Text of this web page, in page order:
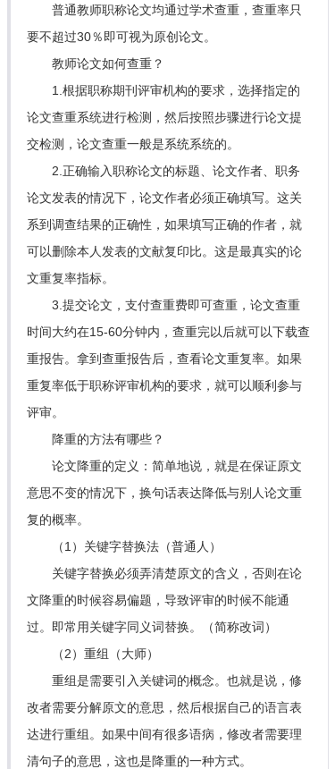
普通教师职称论文均通过学术查重，查重率只
要不超过30％即可视为原创论文。
教师论文如何查重？
1.根据职称期刊评审机构的要求，选择指定的
论文查重系统进行检测，然后按照步骤进行论文提
交检测，论文查重一般是系统系统的。
2.正确输入职称论文的标题、论文作者、职务
论文发表的情况下，论文作者必须正确填写。这关
系到调查结果的正确性，如果填写正确的作者，就
可以删除本人发表的文献复印比。这是最真实的论
文重复率指标。
3.提交论文，支付查重费即可查重，论文查重
时间大约在15-60分钟内，查重完以后就可以下载查
重报告。拿到查重报告后，查看论文重复率。如果
重复率低于职称评审机构的要求，就可以顺利参与
评审。
降重的方法有哪些？
论文降重的定义：简单地说，就是在保证原文
意思不变的情况下，换句话表达降低与别人论文重
复的概率。
（1）关键字替换法（普通人）
关键字替换必须弄清楚原文的含义，否则在论
文降重的时候容易偏题，导致评审的时候不能通
过。即常用关键字同义词替换。（简称改词）
（2）重组（大师）
重组是需要引入关键词的概念。也就是说，修
改者需要分解原文的意思，然后根据自己的语言表
达进行重组。如果中间有很多语病，修改者需要理
清句子的意思，这也是降重的一种方式。